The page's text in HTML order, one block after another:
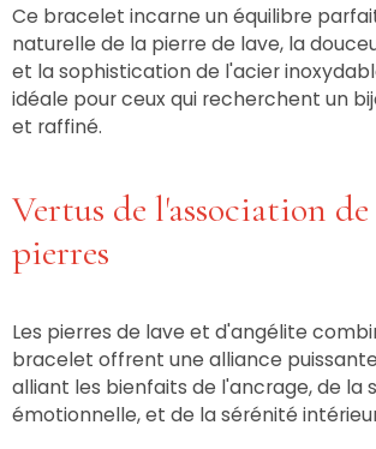
Ce bracelet incarne un équilibre
naturelle de la pierre de lave, la
et la sophistication de l'acier
idéale pour ceux qui recherchent un
et raffiné.
Vertus de l'association de
pierres
Les pierres de lave et d'angélite
bracelet offrent une alliance
alliant les bienfaits de l'ancrage, de la
émotionnelle, et de la sérénité